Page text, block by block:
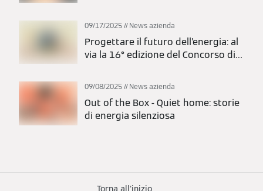
09/17/2025 News azienda
Progettare il futuro dell’energia: al
via la 16° edizione del Concorso di
09/08/2025 News azienda
Out of the Box - Quiet home: storie
di energia silenziosa
Torna all'inizio